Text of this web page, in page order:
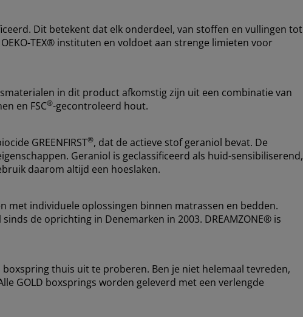
Dit betekent dat elk onderdeel, van stoffen en vullingen tot
TEX® instituten en voldoet aan strenge limieten voor
in dit product afkomstig zijn uit een combinatie van
en FSC®-gecontroleerd hout.
GREENFIRST®, dat de actieve stof geraniol bevat. De
Geraniol is geclassificeerd als huid-sensibiliserend,
daarom altijd een hoeslaken.
met individuele oplossingen binnen matrassen en bedden.
de oprichting in Denemarken in 2003. DREAMZONE® is
boxspring thuis uit te proberen. Ben je niet helemaal tevreden,
GOLD boxsprings worden geleverd met een verlengde